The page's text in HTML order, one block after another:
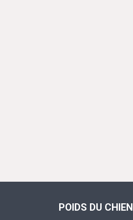
POIDS DU CHIEN